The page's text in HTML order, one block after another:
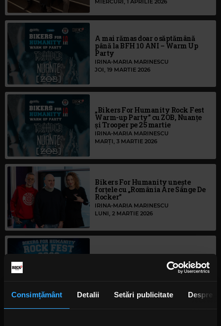
Consimțământ Detalii Setări publicitate Despre
MIERCURI, 1 APRILIE 2026
A mai rămas doar o săptămână
până la BFH 10 ANI – Warm Up
Party
IRINA-MARIA MARINESCU
JOI, 19 MARTIE 2026
„Bikers For Humanity Rock Fest
Warm-up Party” cu ZOB, Nuanțe
și Trooper pe 25 martie
IRINA-MARIA MARINESCU
MARȚI, 3 MARTIE 2026
Bikers For Humanity unește
forțele cu „România Are Sânge De
Rocker”
IRINA-MARIA MARINESCU
LUNI, 2 MARTIE 2026
BIKERS FOR HUMANITY ROCK
FEST V - EDIȚIE ANIVERSARĂ